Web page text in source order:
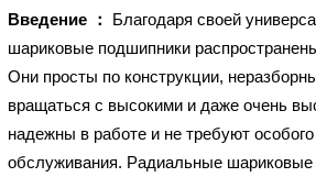
Введение ：
Благодаря своей
шариковые подшипники
Они просты по конструкции,
вращаться с высокими и даже очень
надежны в работе и не требуют особого
обслуживания. Радиальные